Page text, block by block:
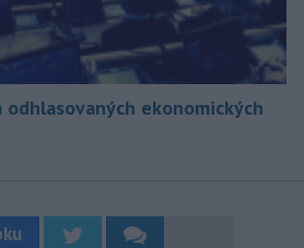
ekonomických